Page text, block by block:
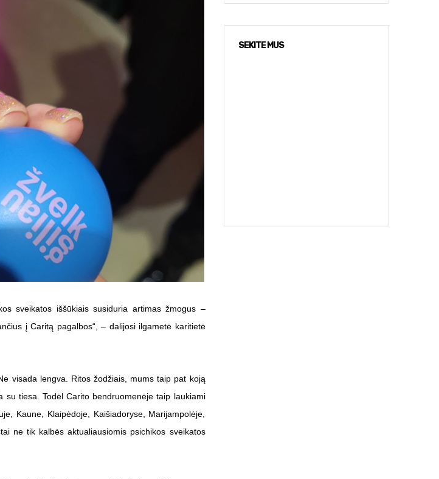
sveikatos iššūkiais susiduria artimas žmogus –
į Caritą pagalbos“, – dalijosi ilgametė karitietė
visada lengva. Ritos žodžiais, mums taip pat koją
su tiesa. Todėl Carito bendruomenėje taip laukiami
Kaune, Klaipėdoje, Kaišiadoryse, Marijampolėje,
ne tik kalbės aktualiausiomis psichikos sveikatos
SEKITE MUS